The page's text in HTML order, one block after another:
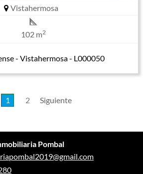
Vistahermosa
102 m2
- Vistahermosa - L000050
1 2 Siguiente
Pombal